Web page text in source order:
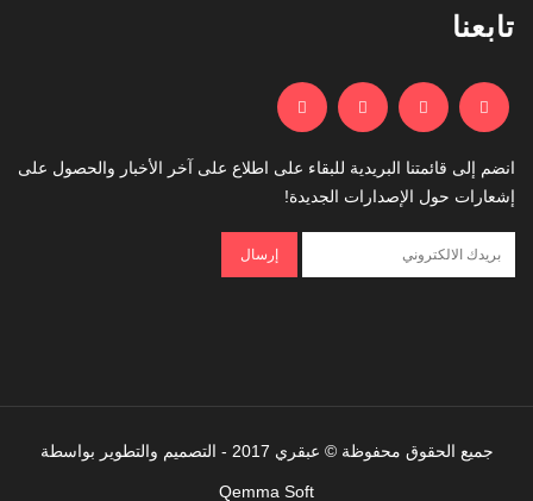
تابعنا
انضم إلى قائمتنا البريدية للبقاء على اطلاع على آخر الأخبار والحصول على
إشعارات حول الإصدارات الجديدة!
جميع الحقوق محفوظة © عبقري 2017 - التصميم والتطوير بواسطة
Qemma Soft